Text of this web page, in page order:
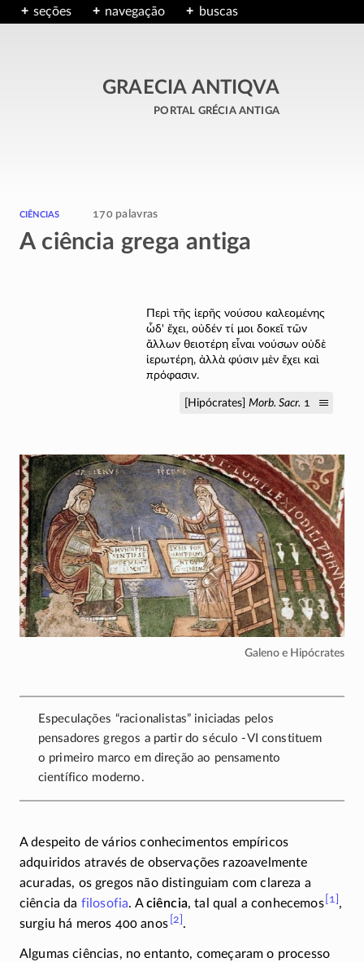
seções navegação buscas
GRAECIA ANTIQVA
portal grécia antiga
ciências 170 palavras
A ciência grega antiga
Περὶ τῆς ἱερῆς νούσου καλεομένης
ὧδ' ἔχει, οὐδέν τί μοι δοκεῖ τῶν
ἄλλων θειοτέρη εἶναι νούσων οὐδὲ
ἱερωτέρη, ἀλλὰ φύσιν μὲν ἔχει καὶ
πρόφασιν.
[Hipócrates]Morb. Sacr. 1
Galeno e Hipócrates
Especulações “racionalistas” iniciadas pelos
pensadores gregos a partir do século -VI constituem
o primeiro marco em direção ao pensamento
científico moderno.
A despeito de vários conhecimentos empíricos
adquiridos através de observações razoavelmente
acuradas, os gregos não distinguiam com clareza a
ciência da filosofia. Aciência, tal qual a conhecemos [1] ,
surgiu há meros 400 anos [2] .
Algumas ciências, no entanto, começaram o processo